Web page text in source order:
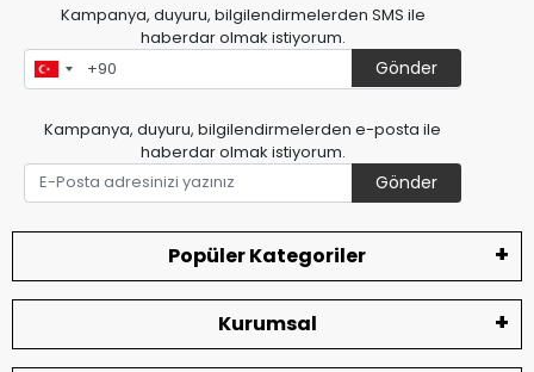
Kampanya, duyuru, bilgilendirmelerden SMS ile
haberdar olmak istiyorum.
Gönder
Kampanya, duyuru, bilgilendirmelerden e-posta ile
haberdar olmak istiyorum.
Gönder
Popüler Kategoriler
Kurumsal